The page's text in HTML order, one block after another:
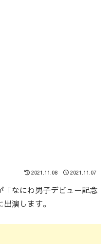
2021.11.08 2021.11.07
なにわ男子デビュー記念
演します。